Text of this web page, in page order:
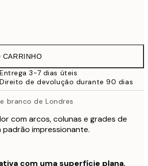
CARRINHO
Entrega 3-7 dias úteis
Direito de devolução durante 90 dias
branco de Londres
com arcos, colunas e grades de
padrão impressionante.
com uma superfície plana.